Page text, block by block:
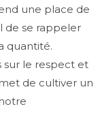
une place de
de se rappeler
quantité.
sur le respect et
de cultiver un